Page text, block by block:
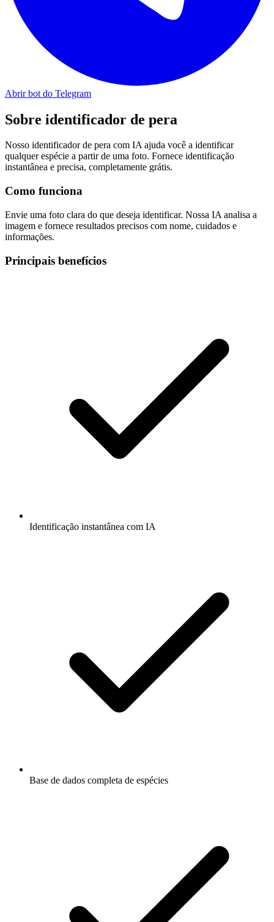
Abrir bot do Telegram
Sobre identificador de pera
Nosso identificador de pera com IA ajuda você a identificar
qualquer espécie a partir de uma foto. Fornece identificação
instantânea e precisa, completamente grátis.
Como funciona
Envie uma foto clara do que deseja identificar. Nossa IA analisa a
imagem e fornece resultados precisos com nome, cuidados e
informações.
Principais benefícios
Identificação instantânea com IA
Base de dados completa de espécies